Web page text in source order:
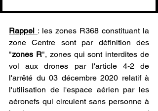
Rappel : les zones R368 constituant la
zone Centre sont par définition des
"zones R", zones qui sont interdites de
vol aux drones par l'article 4-2 de
l'arrêté du 03 décembre 2020 relatif à
l'utilisation de l'espace aérien par les
aéronefs qui circulent sans personne à